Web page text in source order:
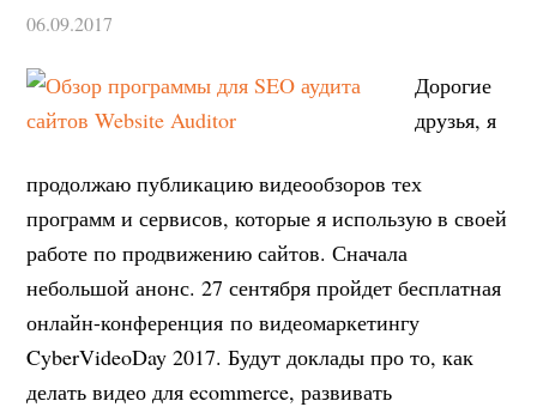
06.09.2017
Дорогие
друзья, я
продолжаю публикацию видеообзоров тех
программ и сервисов, которые я использую в своей
работе по продвижению сайтов. Сначала
небольшой анонс. 27 сентября пройдет бесплатная
онлайн-конференция по видеомаркетингу
CyberVideoDay 2017. Будут доклады про то, как
делать видео для ecommerce, развивать